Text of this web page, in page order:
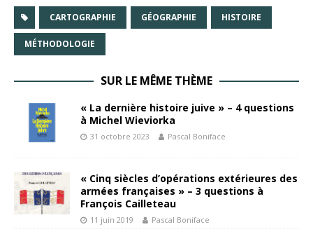
CARTOGRAPHIE GÉOGRAPHIE HISTOIRE
MÉTHODOLOGIE
SUR LE MÊME THÈME
« La dernière histoire juive » – 4 questions
à Michel Wieviorka
31 octobre 2023 Pascal Boniface
« Cinq siècles d’opérations extérieures des
armées françaises » – 3 questions à
François Cailleteau
11 juin 2019 Pascal Boniface